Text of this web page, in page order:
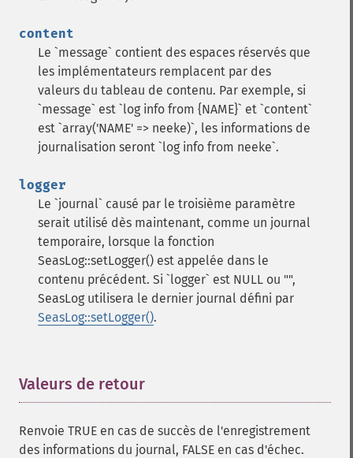
content
Le `message` contient des espaces réservés que
les implémentateurs remplacent par des
valeurs du tableau de contenu. Par exemple, si
`message` est `log info from {NAME}` et `content`
est `array('NAME' => neeke)`, les informations de
journalisation seront `log info from neeke`.
logger
Le `journal` causé par le troisième paramètre
serait utilisé dès maintenant, comme un journal
temporaire, lorsque la fonction
SeasLog::setLogger() est appelée dans le
contenu précédent. Si `logger` est NULL ou "",
SeasLog utilisera le dernier journal défini par
SeasLog::setLogger().
Valeurs de retour
Renvoie TRUE en cas de succès de l'enregistrement
des informations du journal, FALSE en cas d'échec.